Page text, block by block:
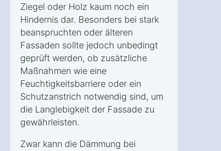
Ziegel oder Holz kaum noch ein
Hindernis dar. Besonders bei stark
beanspruchten oder älteren
Fassaden sollte jedoch unbedingt
geprüft werden, ob zusätzliche
Maßnahmen wie eine
Feuchtigkeitsbarriere oder ein
Schutzanstrich notwendig sind, um
die Langlebigkeit der Fassade zu
gewährleisten.
Zwar kann die Dämmung bei